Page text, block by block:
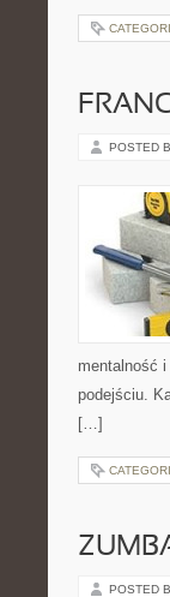
POSTED
mentalność
podejściu.
[…]
POSTED